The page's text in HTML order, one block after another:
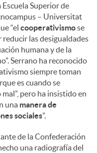
Escuela Superior de
– Universitat
“el cooperativismose
reducir las desigualdades
humana y de la
Serrano ha reconocido
siempre toman
es cuando se
pero ha insistido en
una manera de
sociales”.
de la Confederación
una radiografía del